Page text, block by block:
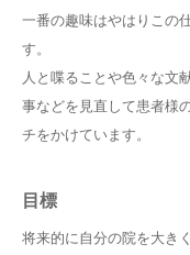
一番の趣味はやはりこの
す。
人と喋ることや色々な文
事などを見直して患者様
チをかけています。
目標
将来的に自分の院を大き